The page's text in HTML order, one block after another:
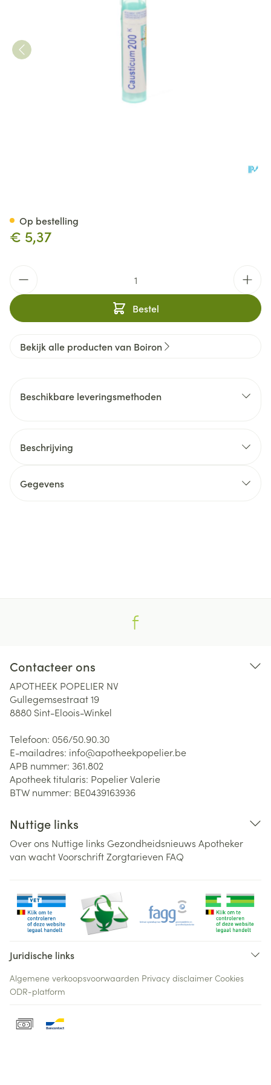
€ 5,37
Bestel
Op bestelling
Bekijk alle producten van Boiron
Beschikbare leveringsmethoden
Beschrijving
Gegevens
Contacteer ons
APOTHEEK POPELIER NV
Gullegemsestraat 19
8880 Sint-Eloois-Winkel
Telefoon: 056/50.90.30
E-mailadres: info@apotheekpopelier.be
APB nummer: 361.802
Apotheek titularis: Popelier Valerie
BTW nummer: BE0439163936
Nuttige links
Over ons Nuttige links Gezondheidsnieuws Apotheker
van wachtVoorschriftZorgtarieven FAQ
Juridische links
Algemene verkoopsvoorwaarden Privacy disclaimer Cookies
ODR-platform